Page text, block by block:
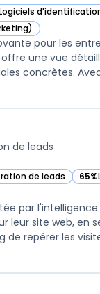
Lead Forensics dans
pour les
une vue
concrètes.
de leads
de leads 65%
—
par
leur site web, en
repérer les